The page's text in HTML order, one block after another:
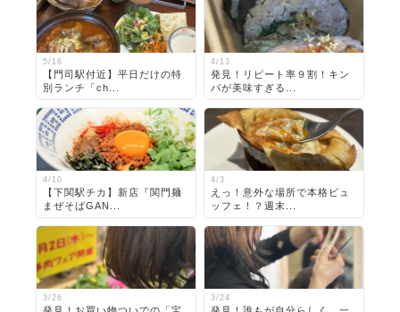
5/16
【門司駅付近】平日だけの特
別ランチ「ch...
4/13
発見！リピート率９割！キン
パが美味すぎる...
4/10
【下関駅チカ】新店『関門麺
まぜそばGAN...
4/3
えっ！意外な場所で本格ビュ
ッフェ！？週末...
3/26
発見！お買い物ついでの「宝
3/24
発見！誰もが自分らしく、一